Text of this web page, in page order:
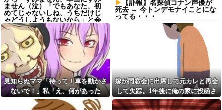
ません（泣）「でもあなた、初
めてじゃないしね、うちだけじ
ゃどうしようもないから」と会
話が聞こえてきた→する
と・・・
生活保護の相談に行ったら、
愛猫を手放さないと無理と言わ
れた。子どものような存在だか
ら手放すのは絶対に考えられな
い・・・
妹と差をつけて育てられた。
妹「家も土地も、財産はすべて
私が継ぐ。相続は放棄して」母
「うんうん」私「わかった」 →
【訃報】名探偵コナン声優が
死去 → 今トンデモナイことにな
ってる・・・
職場で電話を取った新入社員
の女子がヒワイなことを言われ
てショックを受けたことがあっ
20年くらい前だけど当時お付
き合いがあった仲間が神社に赤
いものを身につけちゃいけない
と言ってた
父の再婚相手が職権乱用して
私達の個人情報を調べ、訪問や
電話をしてくる
見知らぬママ「待って！車を動かさ
ないで！」私「え、何があった
の！？」→慌てて降りると園長先生
嫁が同窓会に出席して元カレと再会
して失踪。1年後に俺の家に投函さ
れたものがこれ...